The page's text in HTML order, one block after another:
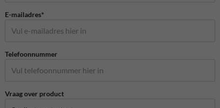
E-mailadres*
Telefoonnummer
Vraag over product